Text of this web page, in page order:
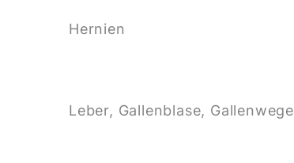
Hernien
Leber, Gallenblase, Gallenwege